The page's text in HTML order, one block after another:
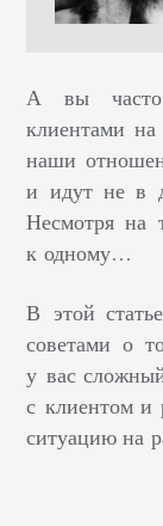
А вы часто
клиентами
наши
и идут не в
Несмотря на
к одному…
В этой
советами о
у вас
с клиентом и
ситуацию на